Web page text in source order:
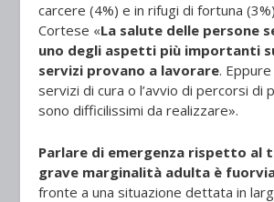
carcere (4%) e in rifugi di fortuna
Cortese «La salute delle persone
uno degli aspetti più importanti
servizi provano a lavorare. Eppure
servizi di cura o l’avvio di percorsi di
sono difficilissimi da realizzare».
Parlare di emergenza rispetto al
grave marginalità adulta è
fronte a una situazione dettata in